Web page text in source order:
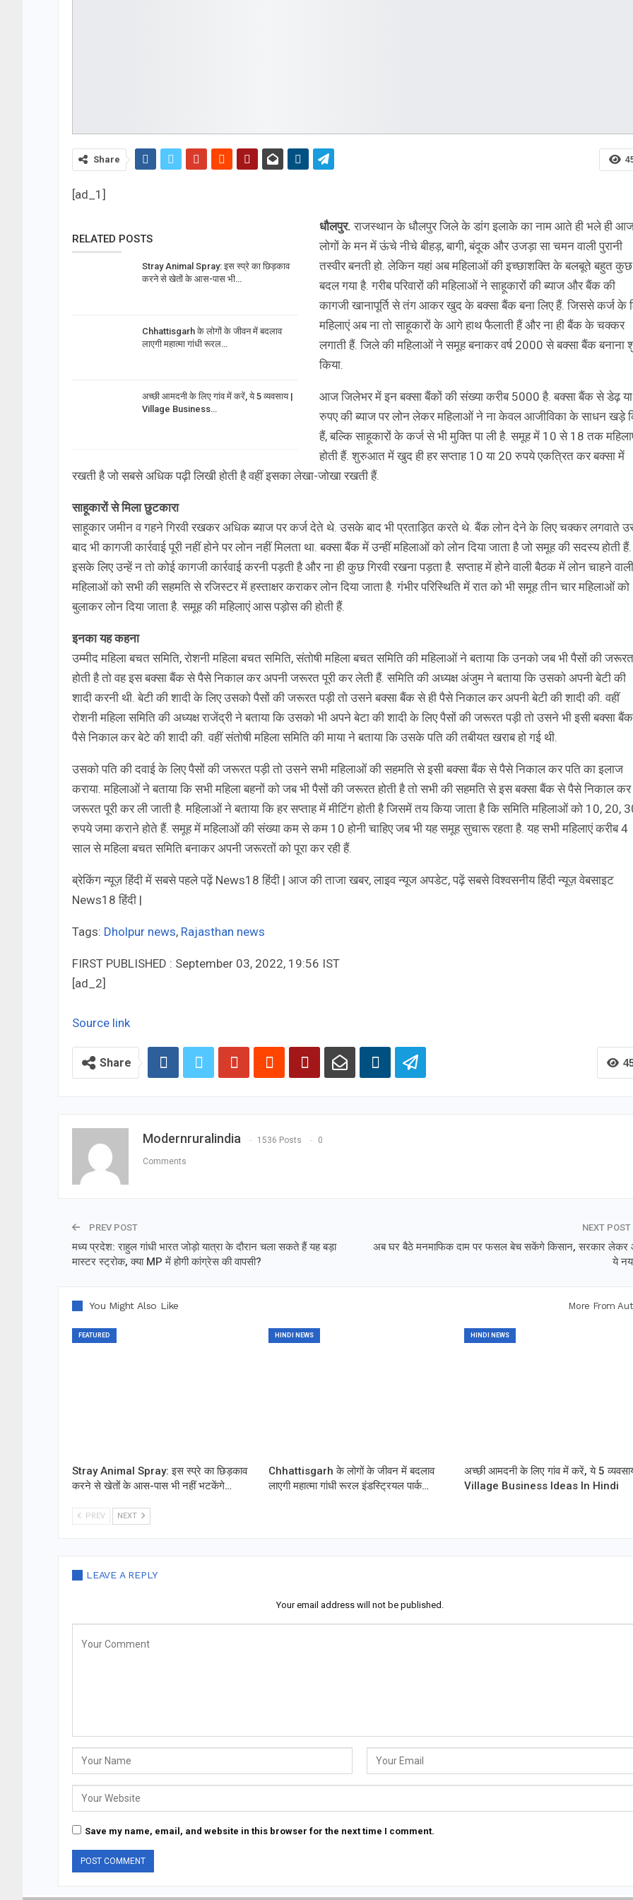
Share
[ad_1]
RELATED POSTS
Stray Animal Spray: इस स्प्रे का छिड़काव
करने से खेतों के आस-पास भी…
Chhattisgarh के लोगों के जीवन में बदलाव
लाएगी महात्मा गांधी रूरल…
अच्छी आमदनी के लिए गांव में करें, ये 5 व्यवसाय |
Village Business…
धौलपुर. राजस्थान के धौलपुर जिले के डांग इलाके का नाम आते ही भले ही
लोगों के मन में ऊंचे नीचे बीहड़, बागी, बंदूक और उजड़ा सा चमन वाली पुरानी
तस्वीर बनती हो. लेकिन यहां अब महिलाओं की इच्छाशक्ति के बलबूते बहुत कुछ
बदल गया है. गरीब परिवारों की महिलाओं ने साहूकारों की ब्याज और बैंक की
कागजी खानापूर्ति से तंग आकर खुद के बक्सा बैंक बना लिए हैं. जिससे कर्ज के
महिलाएं अब ना तो साहूकारों के आगे हाथ फैलाती हैं और ना ही बैंक के चक्कर
लगाती हैं. जिले की महिलाओं ने समूह बनाकर वर्ष 2000 से बक्सा बैंक बनाना
किया.
आज जिलेभर में इन बक्सा बैंकों की संख्या करीब 5000 है. बक्सा बैंक से डेढ़ या
रुपए की ब्याज पर लोन लेकर महिलाओं ने ना केवल आजीविका के साधन खड़े
हैं, बल्कि साहूकारों के कर्ज से भी मुक्ति पा ली है. समूह में 10 से 18 तक
होती हैं. शुरुआत में खुद ही हर सप्ताह 10 या 20 रुपये एकत्रित कर बक्सा में
रखती है जो सबसे अधिक पढ़ी लिखी होती है वहीं इसका लेखा-जोखा रखती हैं.
साहूकारों से मिला छुटकारा
साहूकार जमीन व गहने गिरवी रखकर अधिक ब्याज पर कर्ज देते थे. उसके बाद भी प्रताड़ित करते थे. बैंक लोन देने के लिए चक्कर लगवाते
बाद भी कागजी कार्रवाई पूरी नहीं होने पर लोन नहीं मिलता था. बक्सा बैंक में उन्हीं महिलाओं को लोन दिया जाता है जो समूह की सदस्य होती हैं.
इसके लिए उन्हें न तो कोई कागजी कार्रवाई करनी पड़ती है और ना ही कुछ गिरवी रखना पड़ता है. सप्ताह में होने वाली बैठक में लोन चाहने वाली
महिलाओं को सभी की सहमति से रजिस्टर में हस्ताक्षर कराकर लोन दिया जाता है. गंभीर परिस्थिति में रात को भी समूह तीन चार महिलाओं को
बुलाकर लोन दिया जाता है. समूह की महिलाएं आस पड़ोस की होती हैं.
इनका यह कहना
उम्मीद महिला बचत समिति, रोशनी महिला बचत समिति, संतोषी महिला बचत समिति की महिलाओं ने बताया कि उनको जब भी पैसों की जरूरत
होती है तो वह इस बक्सा बैंक से पैसे निकाल कर अपनी जरूरत पूरी कर लेती हैं. समिति की अध्यक्ष अंजुम ने बताया कि उसको अपनी बेटी की
शादी करनी थी. बेटी की शादी के लिए उसको पैसों की जरूरत पड़ी तो उसने बक्सा बैंक से ही पैसे निकाल कर अपनी बेटी की शादी की. वहीं
रोशनी महिला समिति की अध्यक्ष राजेंद्री ने बताया कि उसको भी अपने बेटा की शादी के लिए पैसों की जरूरत पड़ी तो उसने भी इसी बक्सा
पैसे निकाल कर बेटे की शादी की. वहीं संतोषी महिला समिति की माया ने बताया कि उसके पति की तबीयत खराब हो गई थी.
उसको पति की दवाई के लिए पैसों की जरूरत पड़ी तो उसने सभी महिलाओं की सहमति से इसी बक्सा बैंक से पैसे निकाल कर पति का इलाज
कराया. महिलाओं ने बताया कि सभी महिला बहनों को जब भी पैसों की जरूरत होती है तो सभी की सहमति से इस बक्सा बैंक से पैसे निकाल कर
जरूरत पूरी कर ली जाती है. महिलाओं ने बताया कि हर सप्ताह में मीटिंग होती है जिसमें तय किया जाता है कि समिति महिलाओं को 10, 20,
रुपये जमा कराने होते हैं. समूह में महिलाओं की संख्या कम से कम 10 होनी चाहिए जब भी यह समूह सुचारू रहता है. यह सभी महिलाएं करीब 4
साल से महिला बचत समिति बनाकर अपनी जरूरतों को पूरा कर रही हैं.
ब्रेकिंग न्यूज़ हिंदी में सबसे पहले पढ़ें News18 हिंदी | आज की ताजा खबर, लाइव न्यूज अपडेट, पढ़ें सबसे विश्वसनीय हिंदी न्यूज़ वेबसाइट
News18 हिंदी |
Tags: Dholpur news, Rajasthan news
FIRST PUBLISHED : September 03, 2022, 19:56 IST
[ad_2]
Source link
Share
Modernruralindia 1536 Posts 0
Comments
PREV POST
मध्‍य प्रदेश: राहुल गांधी भारत जोड़ो यात्रा के दौरान चला सकते हैं यह बड़ा
मास्‍टर स्‍ट्रोक, क्‍या MP में होगी कांग्रेस की वापसी?
NEXT POST
अब घर बैठे मनमाफिक दाम पर फसल बेच सकेंगे किसान, सरकार लेकर
ये
You Might Also Like More From
FEATURED
Stray Animal Spray: इस स्प्रे का छिड़काव
करने से खेतों के आस-पास भी नहीं भटकेंगे…
HINDI NEWS
Chhattisgarh के लोगों के जीवन में बदलाव
लाएगी महात्मा गांधी रूरल इंडस्ट्रियल पार्क…
HINDI NEWS
अच्छी आमदनी के लिए गांव में करें, ये 5
Village Business Ideas In Hindi
PREV NEXT
LEAVE A REPLY
Your email address will not be published.
Save my name, email, and website in this browser for the next time I comment.
jobs: Rajeev…